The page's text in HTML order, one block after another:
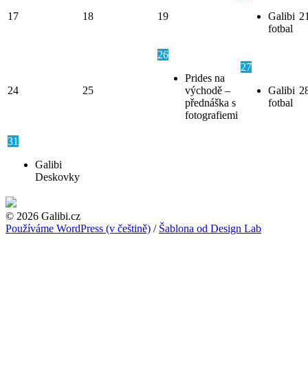
17 18 19
Galibi
fotbal
24 25
26
Prides na
východě –
přednáška s
fotografiemi
27
Galibi
fotbal
31
Galibi
Deskovky
© 2026 Galibi.cz
Používáme WordPress (v češtině) / Šablona od Design Lab